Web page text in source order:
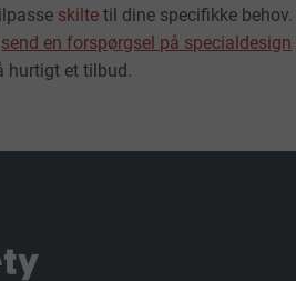
skiltetil dine specifikke behov.
send en forspørgsel på specialdesign
hurtigt et tilbud.